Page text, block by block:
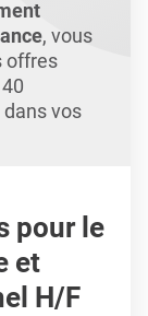
, vous
offres
vos
pour le
et
H/F